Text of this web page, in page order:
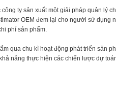
ty sản xuất một giải pháp quản lý
OEM đem lại cho người sử dụng
phí sản phẩm.
qua chu kì hoạt động phát triển sản
năng thực hiện các chiến lược dự